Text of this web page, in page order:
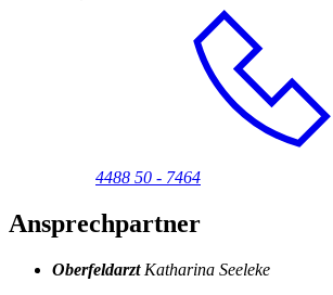
4488 50 - 7464
Ansprechpartner
OberfeldarztKatharina Seeleke